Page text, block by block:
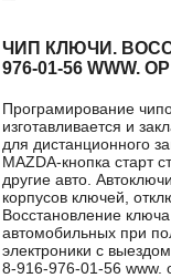
ЧИП КЛЮЧИ.
976-01-56 WWW.
Програмирование
изготавливается и
для дистанционного
MAZDA-кнопка старт
другие авто.
корпусов ключей,
Восстановление
автомобильных при
электроники с
8-916-976-01-56 www.